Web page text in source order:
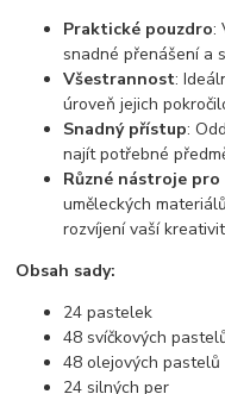
Praktické pouzdro:
snadné přenášení a
Všestrannost:
úroveň jejich
Snadný přístup:
najít potřebné
Různé nástroje
uměleckých
rozvíjení vaší
Obsah sady:
24 pastelek
48 svíčkových
48 olejových pastelů
24 silných per